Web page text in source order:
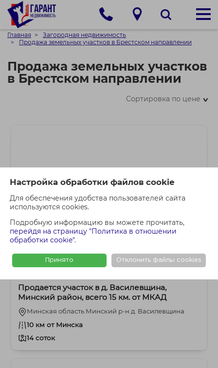
Настройка обработки файлов cookie
Для обеспечения удобства пользователей сайта
используются cookies.
Подробную информацию вы можете прочитать,
перейдя на страницу "Политика в отношении
обработки cookie".
Принято Отклонить файлы cookies
Главная
Загородная недвижимость
Продажа земельных участков в Брестском направлении
Продажа земельных участков
в Брестском направлении
Сортировка по цене>
Брестское 27 500 BYN
Продается участок в д. Василевщина,
Минский район, всего 15 км. от МКАД
Минская область Минский р-н д. Василевщина
10 км от Минска
14 соток